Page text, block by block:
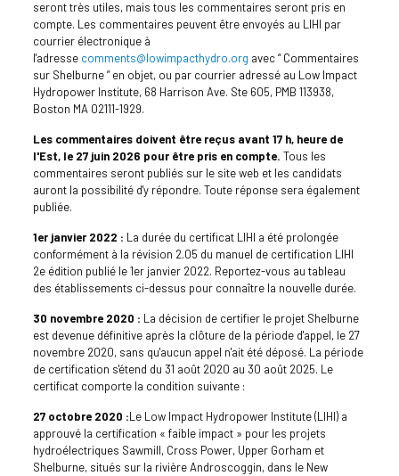
seront très utiles, mais tous les commentaires seront pris en
compte. Les commentaires peuvent être envoyés au LIHI par
courrier électronique à
l'adresse comments@lowimpacthydro.org avec “ Commentaires
sur Shelburne ” en objet, ou par courrier adressé au Low Impact
Hydropower Institute, 68 Harrison Ave. Ste 605, PMB 113938,
Boston MA 02111-1929.
Les commentaires doivent être reçus avant 17 h, heure de
l'Est, le 27 juin 2026 pour être pris en compte. Tous les
commentaires seront publiés sur le site web et les candidats
auront la possibilité d'y répondre. Toute réponse sera également
publiée.
1er janvier 2022 : La durée du certificat LIHI a été prolongée
conformément à la révision 2.05 du manuel de certification LIHI
2e édition publié le 1er janvier 2022. Reportez-vous au tableau
des établissements ci-dessus pour connaître la nouvelle durée.
30 novembre 2020 : La décision de certifier le projet Shelburne
est devenue définitive après la clôture de la période d'appel, le 27
novembre 2020, sans qu'aucun appel n'ait été déposé. La période
de certification s'étend du 31 août 2020 au 30 août 2025. Le
certificat comporte la condition suivante :
27 octobre 2020 :Le Low Impact Hydropower Institute (LIHI) a
approuvé la certification « faible impact » pour les projets
hydroélectriques Sawmill, Cross Power, Upper Gorham et
Shelburne, situés sur la rivière Androscoggin, dans le New